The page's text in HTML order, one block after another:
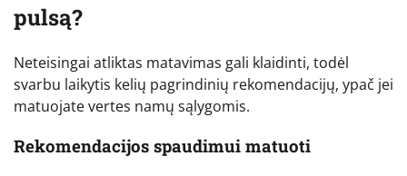
pulsą?
Neteisingai atliktas matavimas gali klaidinti, todėl
svarbu laikytis kelių pagrindinių rekomendacijų, ypač jei
matuojate vertes namų sąlygomis.
Rekomendacijos spaudimui matuoti